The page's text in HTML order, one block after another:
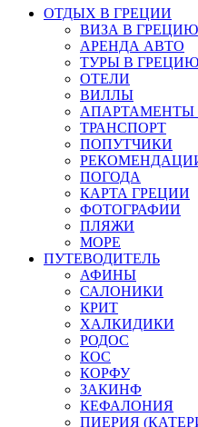
ОТДЫХ В ГРЕЦИИ
ВИЗА В ГРЕЦИЮ
АРЕНДА АВТО
ТУРЫ В ГРЕЦИЮ
ОТЕЛИ
ВИЛЛЫ
АПАРТАМЕНТЫ
ТРАНСПОРТ
ПОПУТЧИКИ
ПОГОДА
КАРТА ГРЕЦИИ
ФОТОГРАФИИ
ПЛЯЖИ
МОРЕ
ПУТЕВОДИТЕЛЬ
АФИНЫ
САЛОНИКИ
КРИТ
ХАЛКИДИКИ
РОДОС
КОС
КОРФУ
ЗАКИНФ
КЕФАЛОНИЯ
ПИЕРИЯ